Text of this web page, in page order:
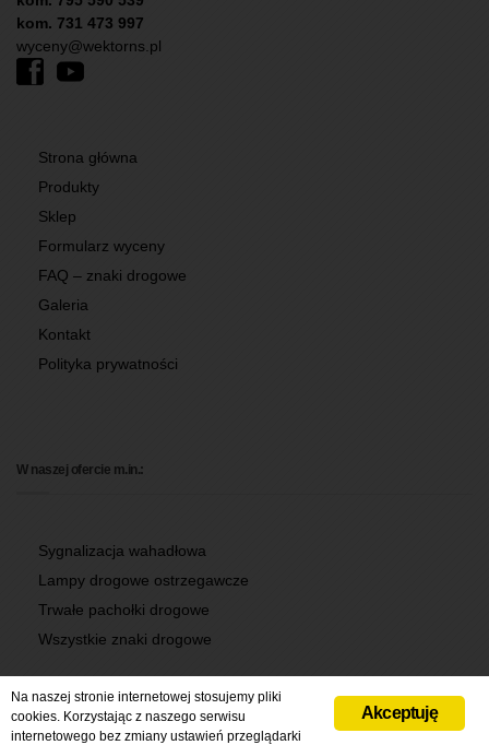
kom. 731 473 997
wyceny@wektorns.pl
Strona główna
Produkty
Sklep
Formularz wyceny
FAQ – znaki drogowe
Galeria
Kontakt
Polityka prywatności
W naszej ofercie m.in.:
Sygnalizacja wahadłowa
Lampy drogowe ostrzegawcze
Trwałe pachołki drogowe
Wszystkie znaki drogowe
Akceptuję
Na naszej stronie internetowej stosujemy pliki
cookies. Korzystając z naszego serwisu
internetowego bez zmiany ustawień przeglądarki